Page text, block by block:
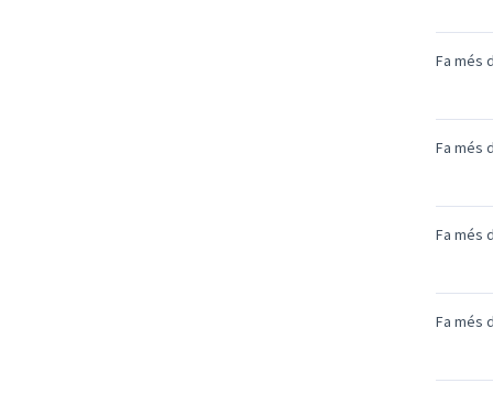
Fa més
Fa més
Fa més
Fa més